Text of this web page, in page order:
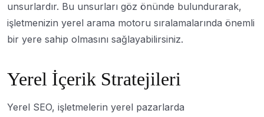
unsurlardır. Bu unsurları göz önünde bulundurarak,
işletmenizin yerel arama motoru sıralamalarında önemli
bir yere sahip olmasını sağlayabilirsiniz.
Yerel İçerik Stratejileri
Yerel SEO, işletmelerin yerel pazarlarda